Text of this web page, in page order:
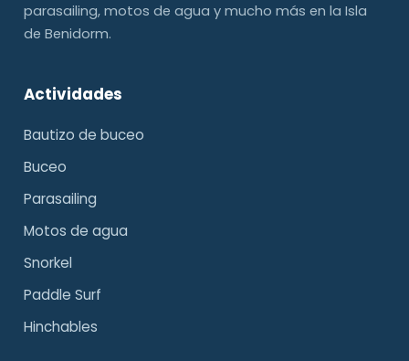
parasailing, motos de agua y mucho más en la Isla
de Benidorm.
Actividades
Bautizo de buceo
Buceo
Parasailing
Motos de agua
Snorkel
Paddle Surf
Hinchables